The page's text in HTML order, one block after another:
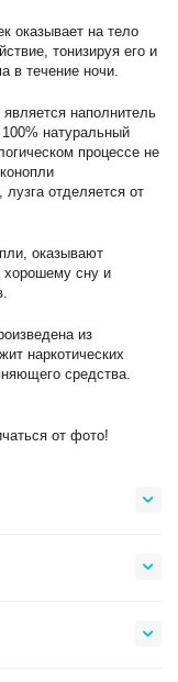
оказывает на тело
тонизируя его и
в течение ночи.
наполнитель
натуральный
процессе не
отделяется от
оказывают
хорошему сну и
из
наркотических
средства.
от фото!